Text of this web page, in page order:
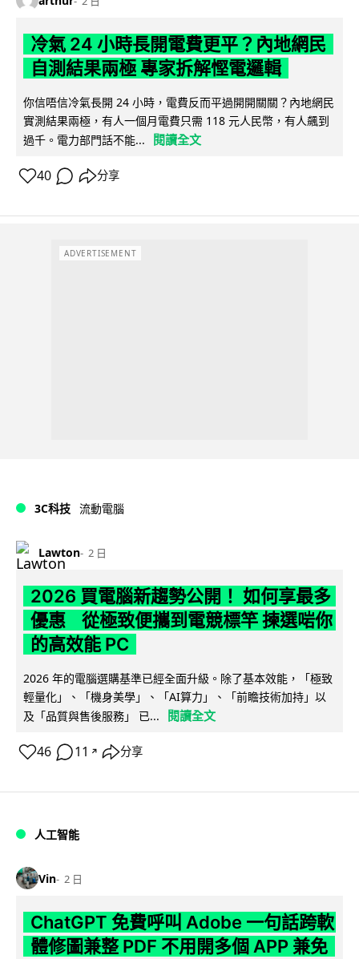
冷氣 24 小時長開電費更平？內地網民
自測結果兩極 專家拆解慳電邏輯
你信唔信冷氣長開 24 小時，電費反而平過開開關關？內地網民
實測結果兩極，有人一個月電費只需 118 元人民幣，有人飆到
過千。電力部門話不能...
閱讀全文
40 分享
ADVERTISEMENT
3C科技 流動電腦
Lawton 2 日
2026 買電腦新趨勢公開！ 如何享最多
優惠 從極致便攜到電競標竿 揀選啱你
的高效能 PC
2026 年的電腦選購基準已經全面升級。除了基本效能，「極致
輕量化」、「機身美學」、「AI算力」、「前瞻技術加持」以
及「品質與售後服務」 已...
閱讀全文
46 11 ↗ 分享
人工智能
Vin 2 日
ChatGPT 免費呼叫 Adobe 一句話跨軟
體修圖兼整 PDF 不用開多個 APP 兼免